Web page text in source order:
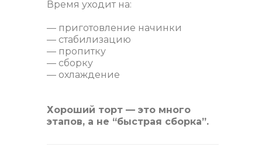
Время уходит на:
— приготовление начинки
— стабилизацию
— пропитку
— сборку
— охлаждение
Хороший торт — это много
этапов, а не “быстрая сборка”.